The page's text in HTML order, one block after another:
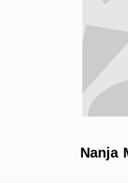
Nanja